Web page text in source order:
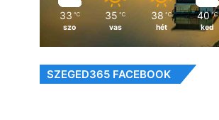
33 ℃
szo
35 ℃
vas
38 ℃
hét
40 ℃
ked
SZEGED365 FACEBOOK